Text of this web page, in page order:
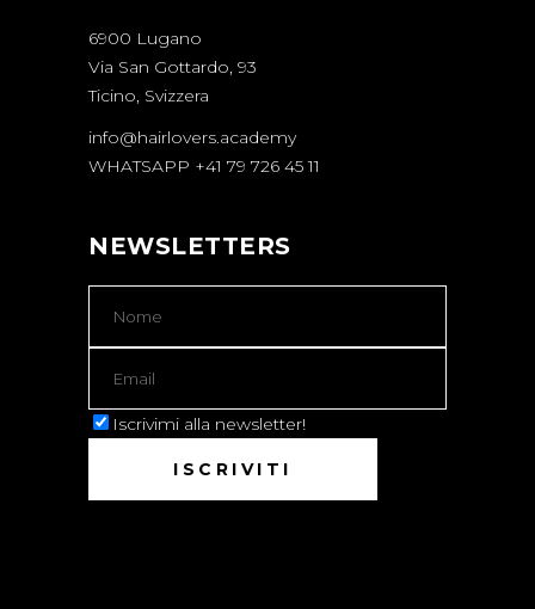
6900 Lugano
Via San Gottardo, 93
Ticino, Svizzera
info@hairlovers.academy
WHATSAPP +41 79 726 45 11
NEWSLETTERS
Iscrivimi alla newsletter!